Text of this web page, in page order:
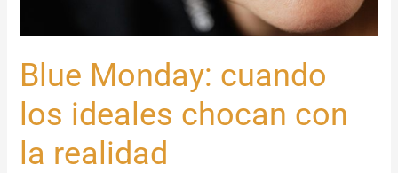
Blue Monday: cuando
los ideales chocan con
la realidad